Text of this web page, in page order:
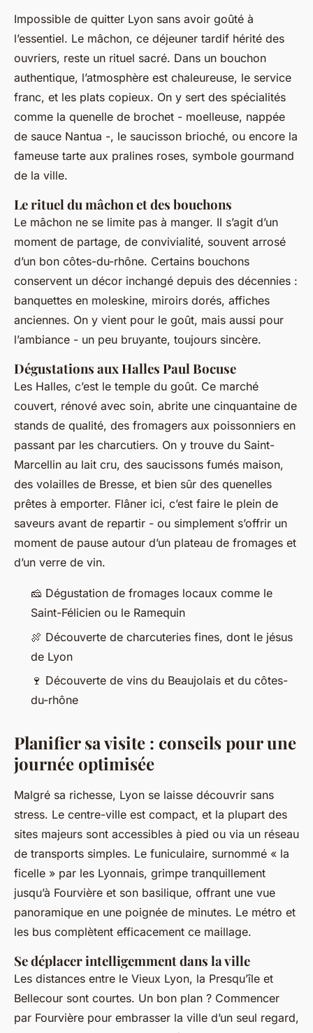
Impossible de quitter Lyon sans avoir goûté à
l’essentiel. Le mâchon, ce déjeuner tardif hérité des
ouvriers, reste un rituel sacré. Dans un bouchon
authentique, l’atmosphère est chaleureuse, le service
franc, et les plats copieux. On y sert des spécialités
comme la quenelle de brochet - moelleuse, nappée
de sauce Nantua -, le saucisson brioché, ou encore la
fameuse tarte aux pralines roses, symbole gourmand
de la ville.
Le rituel du mâchon et des bouchons
Le mâchon ne se limite pas à manger. Il s’agit d’un
moment de partage, de convivialité, souvent arrosé
d’un bon côtes-du-rhône. Certains bouchons
conservent un décor inchangé depuis des décennies :
banquettes en moleskine, miroirs dorés, affiches
anciennes. On y vient pour le goût, mais aussi pour
l’ambiance - un peu bruyante, toujours sincère.
Dégustations aux Halles Paul Bocuse
Les Halles, c’est le temple du goût. Ce marché
couvert, rénové avec soin, abrite une cinquantaine de
stands de qualité, des fromagers aux poissonniers en
passant par les charcutiers. On y trouve du Saint-
Marcellin au lait cru, des saucissons fumés maison,
des volailles de Bresse, et bien sûr des quenelles
prêtes à emporter. Flâner ici, c’est faire le plein de
saveurs avant de repartir - ou simplement s’offrir un
moment de pause autour d’un plateau de fromages et
d’un verre de vin.
🧀 Dégustation de fromages locaux comme le
Saint-Félicien ou le Ramequin
🍖 Découverte de charcuteries fines, dont le jésus
de Lyon
🍷 Découverte de vins du Beaujolais et du côtes-
du-rhône
Planifier sa visite : conseils pour une
journée optimisée
Malgré sa richesse, Lyon se laisse découvrir sans
stress. Le centre-ville est compact, et la plupart des
sites majeurs sont accessibles à pied ou via un réseau
de transports simples. Le funiculaire, surnommé « la
ficelle » par les Lyonnais, grimpe tranquillement
jusqu’à Fourvière et son basilique, offrant une vue
panoramique en une poignée de minutes. Le métro et
les bus complètent efficacement ce maillage.
Se déplacer intelligemment dans la ville
Les distances entre le Vieux Lyon, la Presqu’île et
Bellecour sont courtes. Un bon plan ? Commencer
par Fourvière pour embrasser la ville d’un seul regard,